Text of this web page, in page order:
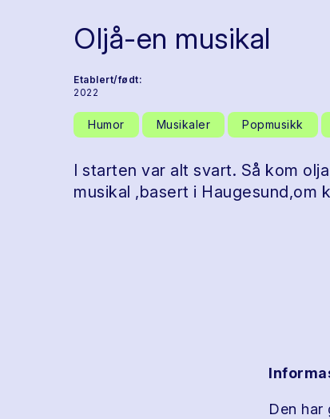
Oljå-en musikal
Etablert/født:
2022
Humor Musikaler Popmusikk
I starten var alt svart. Så kom
musikal ,basert i Haugesund,om
Den har